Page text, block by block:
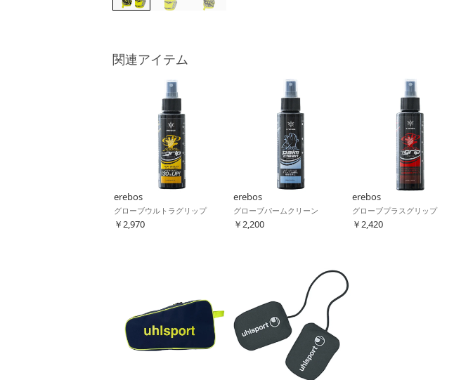
関連アイテム
erebos
グローブウルトラグリップ
￥2,970
erebos
グローブパームクリーン
￥2,200
erebos
グローブプラスグリップ
￥2,420